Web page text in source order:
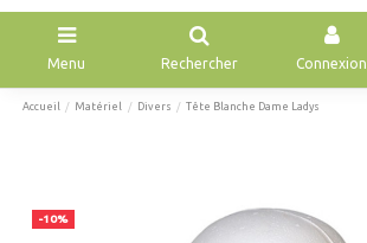
Menu Rechercher Connexion
Accueil Matériel Divers Tête Blanche Dame Ladys
-10%